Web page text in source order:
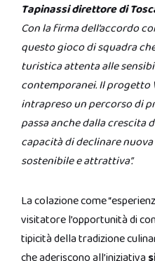
Tapinassi direttore di
Con la firma dell’accordo
questo gioco di squadra
turistica attenta alle
contemporanei. Il progetto
intrapreso un percorso di
passa anche dalla crescita
capacità di declinare
sostenibile e attrattiva”.
La colazione come
visitatore l’opportunità di
tipicità della tradizione